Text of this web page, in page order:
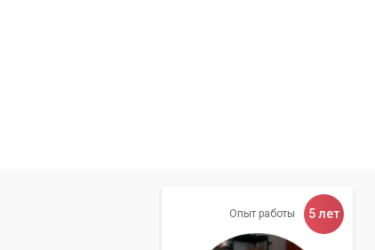
Опыт работы 5 лет